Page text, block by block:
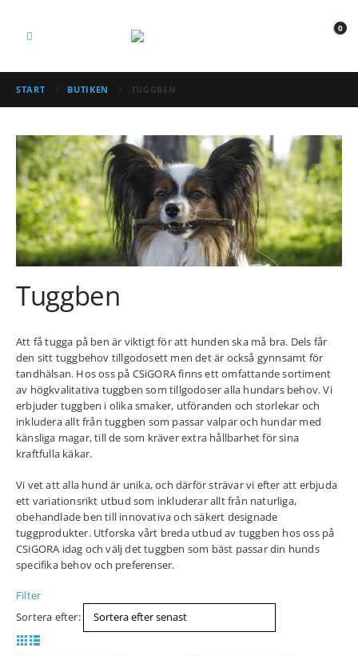
0
START BUTIKEN TUGGBEN
Tuggben
Att få tugga på ben är viktigt för att hunden ska må bra. Dels får
den sitt tuggbehov tillgodosett men det är också gynnsamt för
tandhälsan. Hos oss på CSiGORA finns ett omfattande sortiment
av högkvalitativa tuggben som tillgodoser alla hundars behov. Vi
erbjuder tuggben i olika smaker, utföranden och storlekar och
inkludera allt från tuggben som passar valpar och hundar med
känsliga magar, till de som kräver extra hållbarhet för sina
kraftfulla käkar.
Vi vet att alla hund är unika, och därför strävar vi efter att erbjuda
ett variationsrikt utbud som inkluderar allt från naturliga,
obehandlade ben till innovativa och säkert designade
tuggprodukter. Utforska vårt breda utbud av tuggben hos oss på
CSiGORA idag och välj det tuggben som bäst passar din hunds
specifika behov och preferenser.
Filter
Sortera efter: